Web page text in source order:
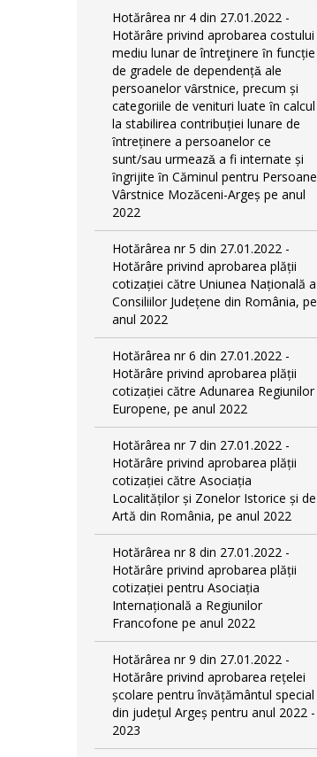
Hotărârea nr 4 din 27.01.2022 -
Hotărâre privind aprobarea costului
mediu lunar de întreţinere ȋn funcție
de gradele de dependențǎ ale
persoanelor vȃrstnice, precum și
categoriile de venituri luate ȋn calcul
la stabilirea contribuției lunare de
ȋntreținere a persoanelor ce
sunt/sau urmeazǎ a fi internate și
ȋngrijite ȋn Căminul pentru Persoane
Vârstnice Mozăceni-Argeș pe anul
2022
Hotărârea nr 5 din 27.01.2022 -
Hotărâre privind aprobarea plății
cotizației către Uniunea Națională a
Consiliilor Județene din România, pe
anul 2022
Hotărârea nr 6 din 27.01.2022 -
Hotărâre privind aprobarea plății
cotizației către Adunarea Regiunilor
Europene, pe anul 2022
Hotărârea nr 7 din 27.01.2022 -
Hotărâre privind aprobarea plății
cotizației către Asociația
Localităților și Zonelor Istorice și de
Artă din România, pe anul 2022
Hotărârea nr 8 din 27.01.2022 -
Hotărâre privind aprobarea plății
cotizației pentru Asociația
Internațională a Regiunilor
Francofone pe anul 2022
Hotărârea nr 9 din 27.01.2022 -
Hotărâre privind aprobarea rețelei
școlare pentru învățământul special
din județul Argeș pentru anul 2022 -
2023